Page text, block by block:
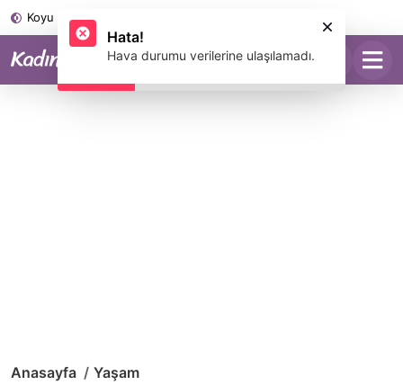
Koyu Mod
Anasayfa Yaşam
Hata!
Hava durumu verilerine ulaşılamadı.